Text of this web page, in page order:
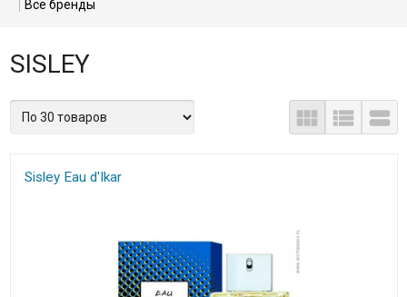
SISLEY
Sisley Eau d'Ikar